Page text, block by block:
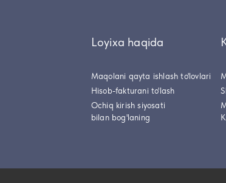
Loyixa haqida
Maqolani qayta ishlash to'lovlari
Hisob-fakturani to'lash
Ochiq kirish siyosati
bilan bog'laning